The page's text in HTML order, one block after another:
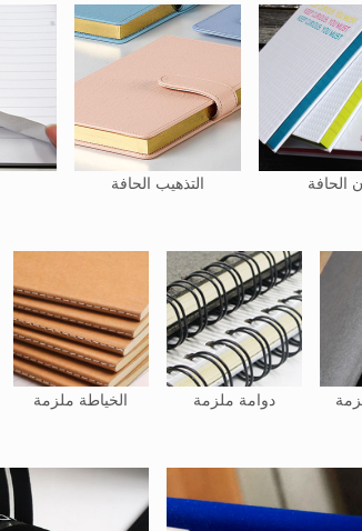
التذهيب الحافة الحافة
الخياطة ملزمة دوامة ملزمة